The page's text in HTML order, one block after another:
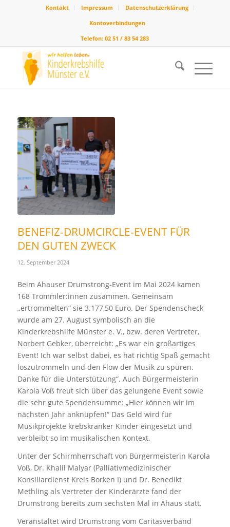
Kontakt Impressum
Datenschutzerklärung
Kontoverbindungen
Telefon: 02 51 / 83 54 283
BENEFIZ-DRUMCIRCLE-EVENT FÜR
DEN GUTEN ZWECK
12. September 2024
Beim Ahauser Drumstrong-Event im Mai 2024 kamen
168 Trommler:innen zusammen. Gemeinsam
„ertrommelten“ sie 3.177,50 Euro. Der Spendenscheck
wurde am 27. August symbolisch an die
Kinderkrebshilfe Münster e. V., bzw. deren Vertreter,
Norbert Gebker, überreicht: „Es war ein großartiges
Event! Ich war selbst dabei, es hat richtig Spaß gemacht
loszutrommeln und den Flow der Musik zu spüren.
Danke für die Unterstützung“. Auch Bürgermeisterin
Karola Voß freut sich über das gelungene Event sowie
die sehr gute Spendensumme: „Hier können wir im
nächsten Jahr anknüpfen!“ Das Geld wird für
Musikprojekte krebskranker Kinder eingesetzt und
verbleibt so im musikalischen Kontext.
Unter der Schirmherrschaft von Bürgermeisterin Karola
Voß, Dr. Khalil Malyar (Palliativmedizinischer
Konsiliardienst Kreis Borken I) und Dr. Benedikt
Methling als Vertreter der Kinderärzte fand der
Drumstrong bereits zum sechsten Mal in Ahaus statt.
Veranstaltet wird Drumstrong vom Caritasverband